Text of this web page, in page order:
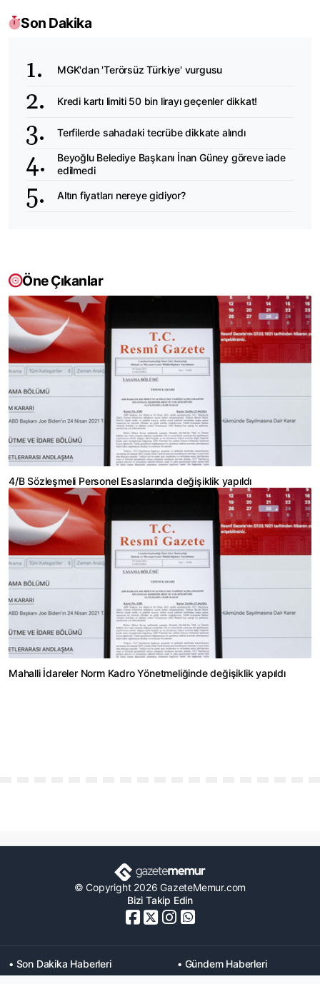
Son Dakika
MGK'dan 'Terörsüz Türkiye' vurgusu
Kredi kartı limiti 50 bin lirayı geçenler dikkat!
Terfilerde sahadaki tecrübe dikkate alındı
Beyoğlu Belediye Başkanı İnan Güney göreve iade
edilmedi
Altın fiyatları nereye gidiyor?
Öne Çıkanlar
4/B Sözleşmeli Personel Esaslarında değişiklik yapıldı
Mahalli İdareler Norm Kadro Yönetmeliğinde değişiklik yapıldı
© Copyright 2026 GazeteMemur.com
Bizi Takip Edin
• Son Dakika Haberleri
• Gündem Haberleri
• Memurlar Haberleri
• KPSS Haberleri